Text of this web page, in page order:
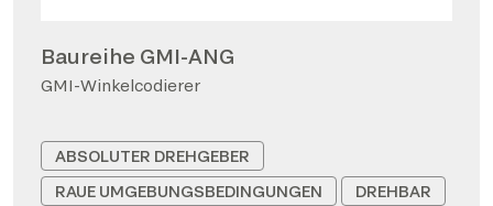
Baureihe GMI-ANG
GMI-Winkelcodierer
ABSOLUTER DREHGEBER
RAUE UMGEBUNGSBEDINGUNGEN
DREHBAR